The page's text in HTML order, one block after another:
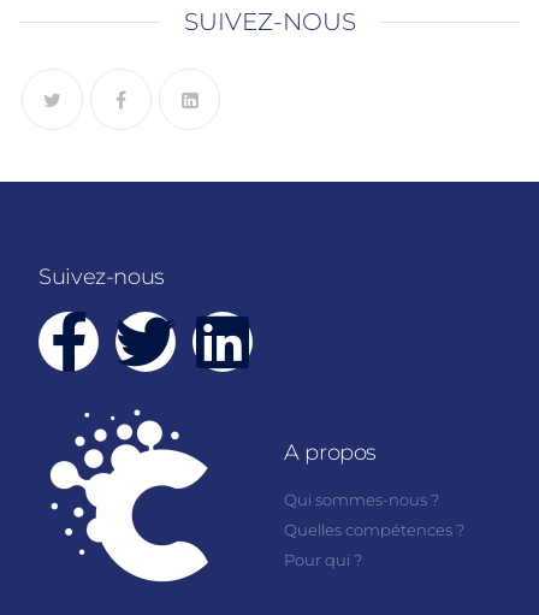
SUIVEZ-NOUS
Suivez-nous
A propos
Qui sommes-nous ?
Quelles compétences ?
Pour qui ?